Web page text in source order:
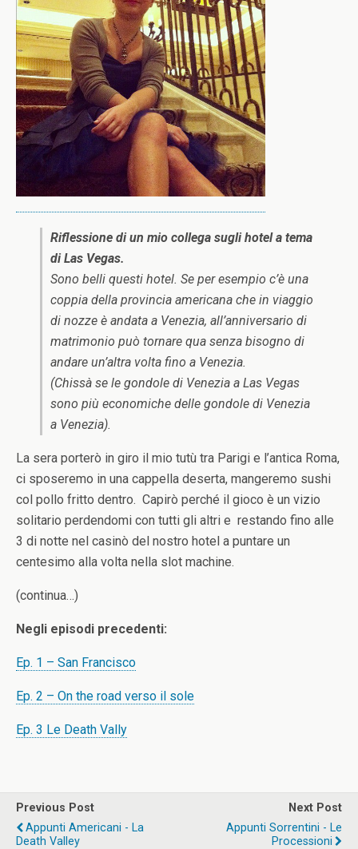
Riflessione di un mio collega sugli hotel a tema
di Las Vegas.
Sono belli questi hotel. Se per esempio c’è una
coppia della provincia americana che in viaggio
di nozze è andata a Venezia, all’anniversario di
matrimonio può tornare qua senza bisogno di
andare un’altra volta fino a Venezia.
(Chissà se le gondole di Venezia a Las Vegas
sono più economiche delle gondole di Venezia
a Venezia).
La sera porterò in giro il mio tutù tra Parigi e l’antica Roma,
ci sposeremo in una cappella deserta, mangeremo sushi
col pollo fritto dentro. Capirò perché il gioco è un vizio
solitario perdendomi con tutti gli altri e restando fino alle
3 di notte nel casinò del nostro hotel a puntare un
centesimo alla volta nella slot machine.
(continua…)
Negli episodi precedenti:
Ep. 1 – San Francisco
Ep. 2 – On the road verso il sole
Ep. 3 Le Death Vally
Previous Post
Appunti Americani - La
Death Valley
Next Post
Appunti Sorrentini - Le
Processioni